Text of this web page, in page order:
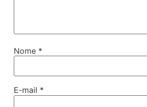
Nome *
E-mail *